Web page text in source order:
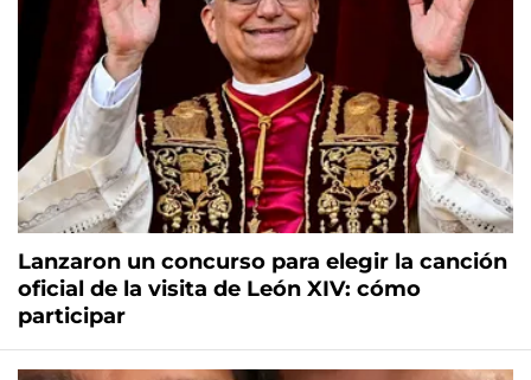
Lanzaron un concurso para elegir la canción
oficial de la visita de León XIV: cómo
participar